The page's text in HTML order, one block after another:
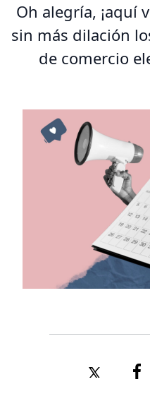
Oh alegría, ¡aquí
sin más dilación
de comercio